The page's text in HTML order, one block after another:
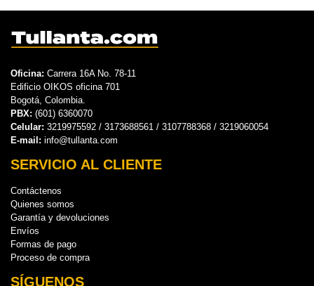
Oficina: Carrera 16A No. 78-11
Edificio OIKOS oficina 701
Bogotá, Colombia.
PBX: (601) 6360070
Celular: 3219975592 / 3173688561 / 3107788368 / 3219060054
E-mail: info@tullanta.com
SERVICIO AL CLIENTE
Contáctenos
Quienes somos
Garantía y devoluciones
Envíos
Formas de pago
Proceso de compra
SÍGUENOS